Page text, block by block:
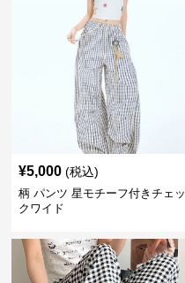
¥5,000 (税込)
柄 パンツ 星モチーフ付きチェッ
クワイド